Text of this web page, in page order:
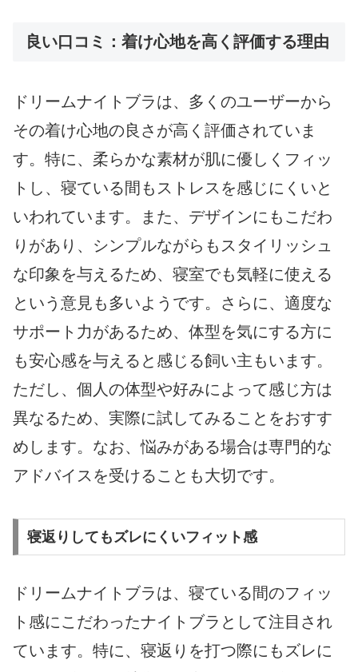
良い口コミ：着け心地を高く評価する理由
ドリームナイトブラは、多くのユーザーから
その着け心地の良さが高く評価されていま
す。特に、柔らかな素材が肌に優しくフィッ
トし、寝ている間もストレスを感じにくいと
いわれています。また、デザインにもこだわ
りがあり、シンプルながらもスタイリッシュ
な印象を与えるため、寝室でも気軽に使える
という意見も多いようです。さらに、適度な
サポート力があるため、体型を気にする方に
も安心感を与えると感じる飼い主もいます。
ただし、個人の体型や好みによって感じ方は
異なるため、実際に試してみることをおすす
めします。なお、悩みがある場合は専門的な
アドバイスを受けることも大切です。
寝返りしてもズレにくいフィット感
ドリームナイトブラは、寝ている間のフィッ
ト感にこだわったナイトブラとして注目され
ています。特に、寝返りを打つ際にもズレに